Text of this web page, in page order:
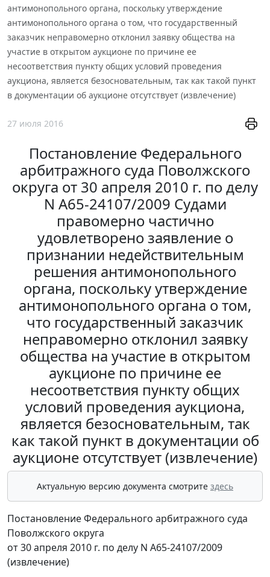
антимонопольного органа, поскольку утверждение
антимонопольного органа о том, что государственный
заказчик неправомерно отклонил заявку общества на
участие в открытом аукционе по причине ее
несоответствия пункту общих условий проведения
аукциона, является безосновательным, так как такой пункт
в документации об аукционе отсутствует (извлечение)
27 июля 2016
Постановление Федерального
арбитражного суда Поволжского
округа от 30 апреля 2010 г. по делу
N А65-24107/2009 Судами
правомерно частично
удовлетворено заявление о
признании недействительным
решения антимонопольного
органа, поскольку утверждение
антимонопольного органа о том,
что государственный заказчик
неправомерно отклонил заявку
общества на участие в открытом
аукционе по причине ее
несоответствия пункту общих
условий проведения аукциона,
является безосновательным, так
как такой пункт в документации об
аукционе отсутствует (извлечение)
Актуальную версию документа смотрите здесь
Постановление Федерального арбитражного суда
Поволжского округа
от 30 апреля 2010 г. по делу N А65-24107/2009
(извлечение)